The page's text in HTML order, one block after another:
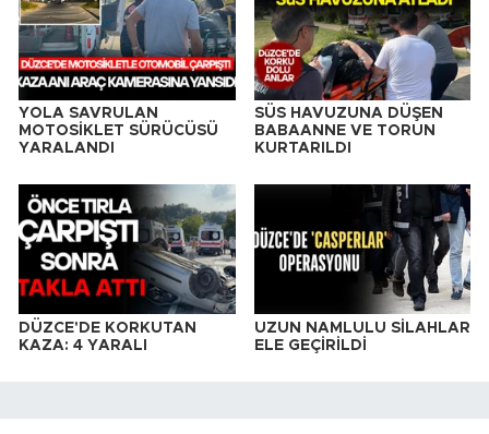
YOLA SAVRULAN
MOTOSİKLET SÜRÜCÜSÜ
YARALANDI
SÜS HAVUZUNA DÜŞEN
BABAANNE VE TORUN
KURTARILDI
DÜZCE'DE KORKUTAN
KAZA: 4 YARALI
UZUN NAMLULU SİLAHLAR
ELE GEÇİRİLDİ